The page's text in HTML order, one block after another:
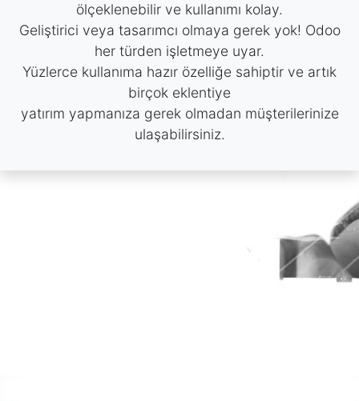
ölçeklenebilir ve kullanımı kolay.
Geliştirici veya tasarımcı olmaya gerek yok! Odoo
her türden işletmeye uyar.
Yüzlerce kullanıma hazır özelliğe sahiptir ve artık
birçok eklentiye
yatırım yapmanıza gerek olmadan müşterilerinize
ulaşabilirsiniz.